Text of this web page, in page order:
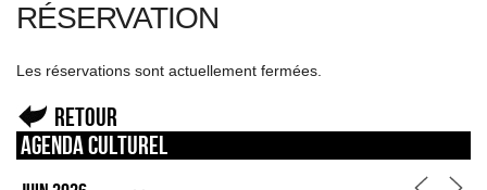
RÉSERVATION
Les réservations sont actuellement fermées.
Retour
Agenda culturel